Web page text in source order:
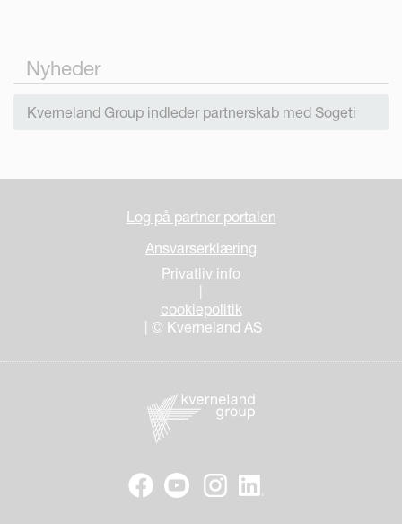
Nyheder
Kverneland Group indleder partnerskab med Sogeti
Log på partner portalen
Ansvarserklæring
Privatliv info
cookiepolitik
| © Kverneland AS